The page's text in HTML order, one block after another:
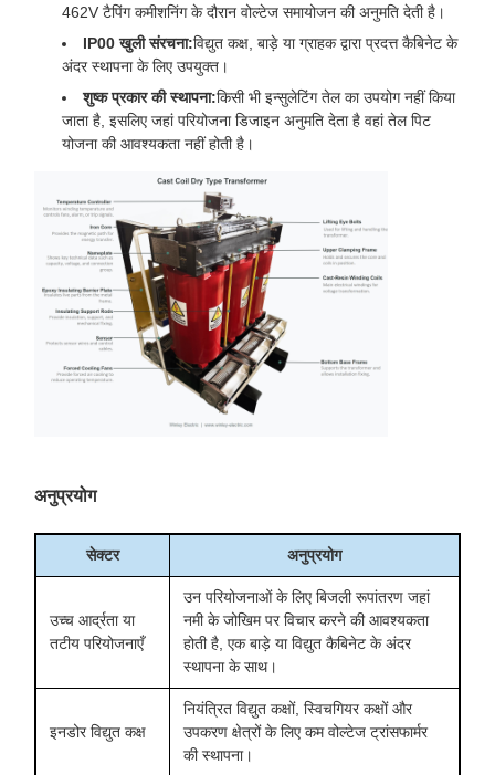
462V टैपिंग कमीशनिंग के दौरान वोल्टेज समायोजन की अनुमति देती है।
IP00 खुली संरचना:विद्युत कक्ष, बाड़े या ग्राहक द्वारा प्रदत्त कैबिनेट के
अंदर स्थापना के लिए उपयुक्त।
शुष्क प्रकार की स्थापना:किसी भी इन्सुलेटिंग तेल का उपयोग नहीं किया
जाता है, इसलिए जहां परियोजना डिजाइन अनुमति देता है वहां तेल पिट
योजना की आवश्यकता नहीं होती है।
अनुप्रयोग
सेक्टर अनुप्रयोग
उच्च आर्द्रता या
तटीय परियोजनाएँ
उन परियोजनाओं के लिए बिजली रूपांतरण जहां
नमी के जोखिम पर विचार करने की आवश्यकता
होती है, एक बाड़े या विद्युत कैबिनेट के अंदर
स्थापना के साथ।
इनडोर विद्युत कक्ष
नियंत्रित विद्युत कक्षों, स्विचगियर कक्षों और
उपकरण क्षेत्रों के लिए कम वोल्टेज ट्रांसफार्मर
की स्थापना।